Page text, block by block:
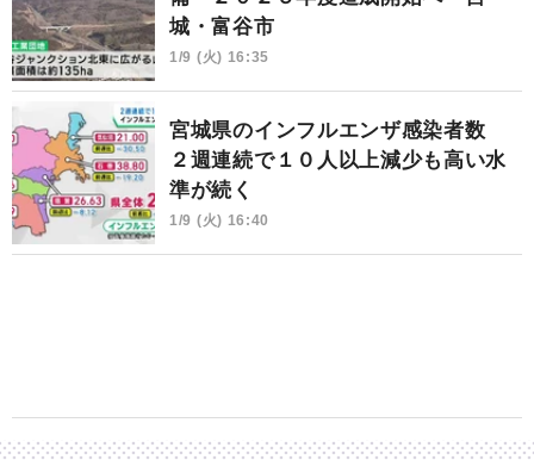
城・富谷市
1/9 (火) 16:35
宮城県のインフルエンザ感染者数
２週連続で１０人以上減少も高い水
準が続く
1/9 (火) 16:40